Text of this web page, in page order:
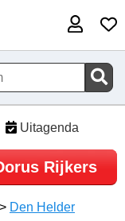
Uitagenda
Rijkers
> Den Helder